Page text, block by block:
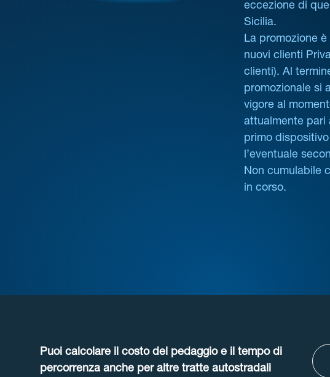
eccezione di
Sicilia.
La promozione
nuovi clienti
clienti). Al
promozionale si
vigore al
attualmente pari
primo
l’eventuale
Non cumulabile
in corso.
Puoi calcolare il costo del pedaggio e il tempo di
percorrenza anche per altre tratte autostradali